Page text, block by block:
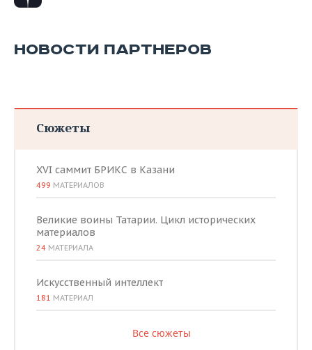
НОВОСТИ ПАРТНЕРОВ
Сюжеты
XVI саммит БРИКС в Казани
499 МАТЕРИАЛОВ
Великие воины Татарии. Цикл исторических
материалов
24 МАТЕРИАЛА
Искусственный интеллект
181 МАТЕРИАЛ
Все сюжеты